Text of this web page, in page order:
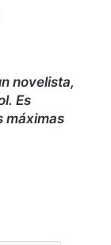
novelista,
Es
máximas